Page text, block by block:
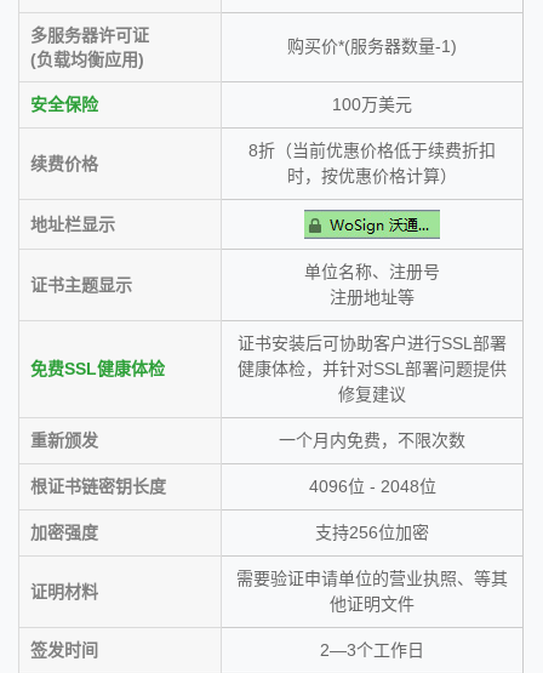
多服务器许可证
(负载均衡应用)
购买价*(服务器数量-1)
安全保险 100万美元
续费价格
8折（当前优惠价格低于续费折扣
时，按优惠价格计算）
地址栏显示
证书主题显示
单位名称、注册号
注册地址等
免费SSL健康体检
证书安装后可协助客户进行SSL部署
健康体检，并针对SSL部署问题提供
修复建议
重新颁发 一个月内免费，不限次数
根证书链密钥长度 4096位 - 2048位
加密强度 支持256位加密
证明材料
需要验证申请单位的营业执照、等其
他证明文件
签发时间 2—3个工作日